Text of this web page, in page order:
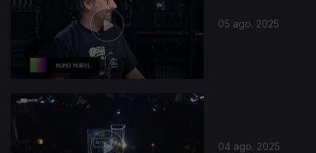
05 ago. 2025
04 ago. 2025